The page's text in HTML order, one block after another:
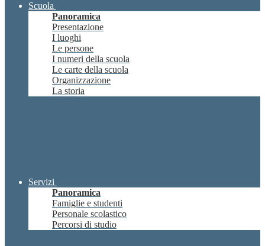
Scuola
Panoramica
Presentazione
I luoghi
Le persone
I numeri della scuola
Le carte della scuola
Organizzazione
La storia
Servizi
Panoramica
Famiglie e studenti
Personale scolastico
Percorsi di studio